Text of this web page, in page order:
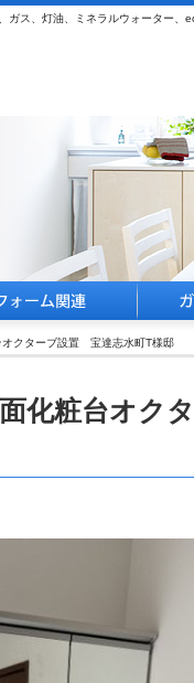
ガス、灯油、ミネラルウォーター、
クターブ設置 宝達志水町T様邸
化粧台オク